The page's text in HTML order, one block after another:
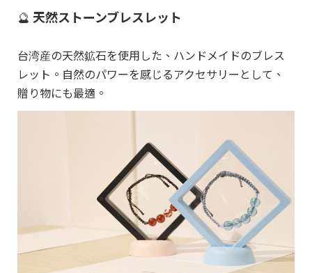
🔮 天然ストーンブレスレット
台湾産の天然鉱石を使用した、ハンドメイドのブレス
レット。自然のパワーを感じるアクセサリーとして、
贈り物にも最適。